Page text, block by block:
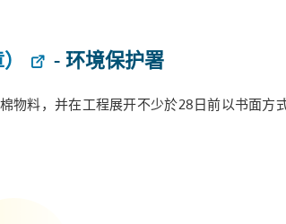
- 环境保护署
物料，并在工程展开不少於28日前以书面方